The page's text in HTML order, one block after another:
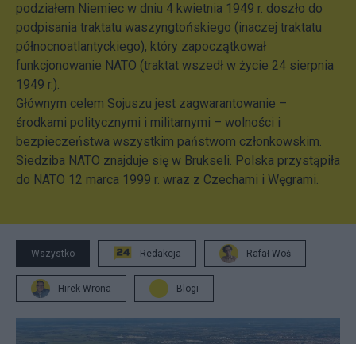
podziałem Niemiec w dniu 4 kwietnia 1949 r. doszło do
podpisania traktatu waszyngtońskiego (inaczej traktatu
północnoatlantyckiego), który zapoczątkował
funkcjonowanie NATO (traktat wszedł w życie 24 sierpnia
1949 r.).
Głównym celem Sojuszu jest zagwarantowanie –
środkami politycznymi i militarnymi – wolności i
bezpieczeństwa wszystkim państwom członkowskim.
Siedziba NATO znajduje się w Brukseli. Polska przystąpiła
do NATO 12 marca 1999 r. wraz z Czechami i Węgrami.
Wszystko Redakcja Rafał Woś
Hirek Wrona Blogi